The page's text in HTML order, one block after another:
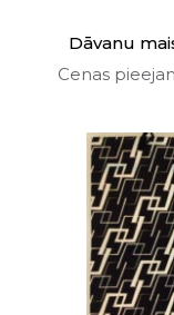
Dāvanu
Cenas